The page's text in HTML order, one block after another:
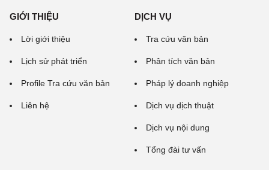
GIỚI THIỆU
Lời giới thiệu
Lịch sử phát triển
Profile Tra cứu văn bản
Liên hệ
DỊCH VỤ
Tra cứu văn bản
Phân tích văn bản
Pháp lý doanh nghiệp
Dịch vụ dịch thuật
Dịch vụ nội dung
Tổng đài tư vấn